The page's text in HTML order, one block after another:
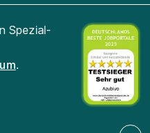
Spezial-
.